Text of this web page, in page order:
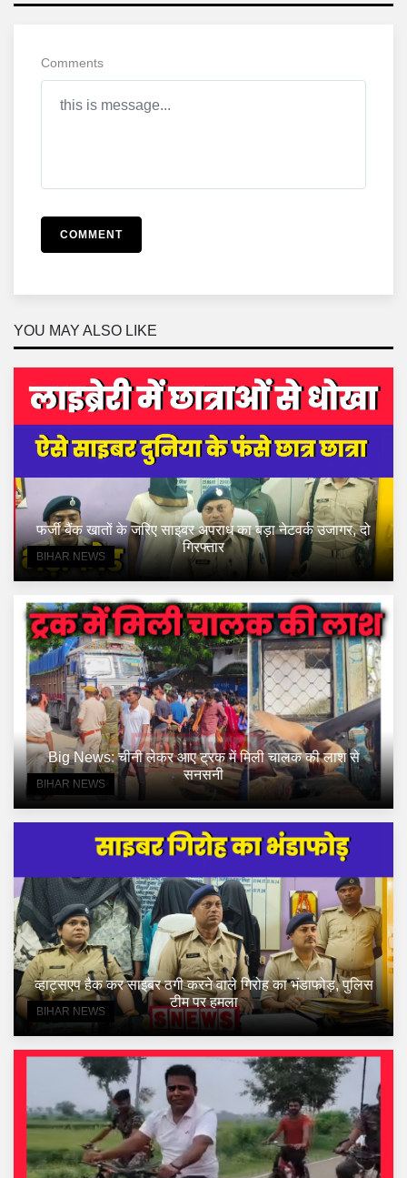
Comments
COMMENT
YOU MAY ALSO LIKE
BIHAR NEWS
फर्जी बैंक खातों के जरिए साइबर अपराध का बड़ा नेटवर्क उजागर, दो
गिरफ्तार
BIHAR NEWS
Big News: चीनी लेकर आए ट्रक में मिली चालक की लाश से
सनसनी
BIHAR NEWS
व्हाट्सएप हैक कर साइबर ठगी करने वाले गिरोह का भंडाफोड़, पुलिस
टीम पर हमला